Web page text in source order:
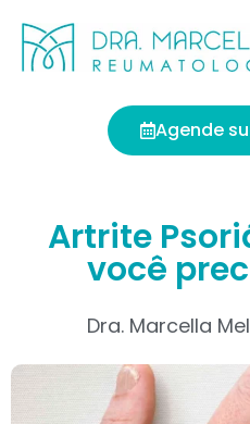
Agende
Artrite
você
Dra. Marcella